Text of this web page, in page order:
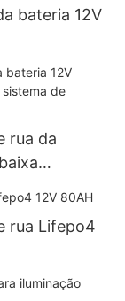
bateria 12V
rua da
rua Lifepo4